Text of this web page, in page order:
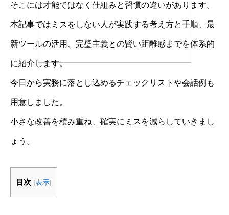
そこには才能ではなく仕組みと習慣の違いがあります。
本記事ではミスをしない人が実践する考え方と手順、最
新ツールの活用、完璧主義との賢い距離感までを体系的
に紹介します。
今日から実務に落とし込めるチェックリストや会話例も
用意しました。
小さな改善を積み重ね、確実にミスを減らしていきまし
ょう。
目次 [表示]